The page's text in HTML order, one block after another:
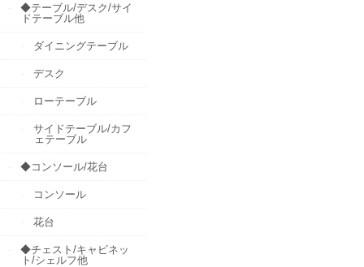
◆テーブル/デスク/サイ
ドテーブル他
ダイニングテーブル
デスク
ローテーブル
サイドテーブル/カフ
ェテーブル
◆コンソール/花台
コンソール
花台
◆チェスト/キャビネッ
ト/シェルフ他